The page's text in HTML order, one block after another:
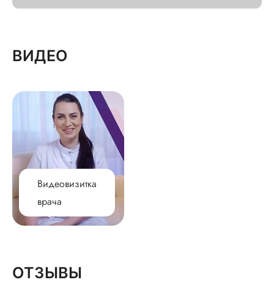
ВИДЕО
Видеовизитка
врача
ОТЗЫВЫ